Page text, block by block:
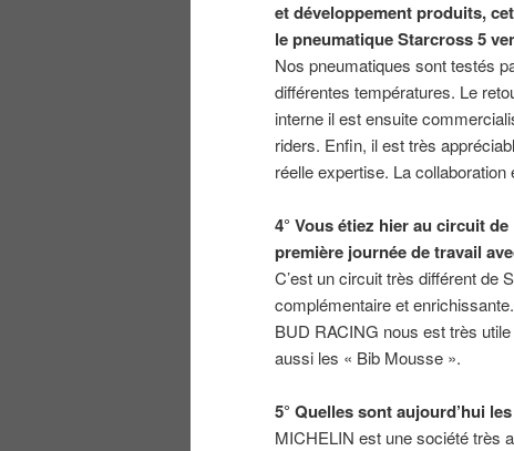
et développement produits,
le pneumatique Starcross 5
Nos pneumatiques sont testés
différentes températures. Le
interne il est ensuite
riders. Enfin, il est très
réelle expertise. La
4° Vous étiez hier au circuit
première journée de travail
C’est un circuit très différent de
complémentaire et
BUD RACING nous est très
aussi les « Bib Mousse ».
5° Quelles sont aujourd’hui
MICHELIN est une société très